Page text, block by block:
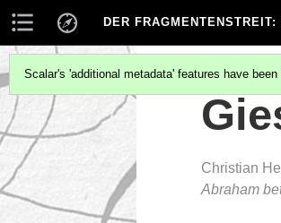
DER FRAGMENTENSTREIT:
Scalar's 'additional metadata' features have
Christian
Abraham